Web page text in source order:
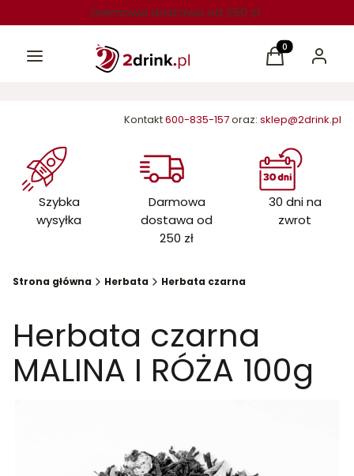
Darmowa dostawa od 250 zł
Menu Produkty w
Koszyk Zaloguj
Kontakt600-835-157oraz: sklep@2drink.pl
Szybka
wysyłka
Darmowa
dostawa od
250 zł
30 dni na
zwrot
Strona główna Herbata Herbata czarna
Herbata czarna
MALINA I RÓŻA 100g